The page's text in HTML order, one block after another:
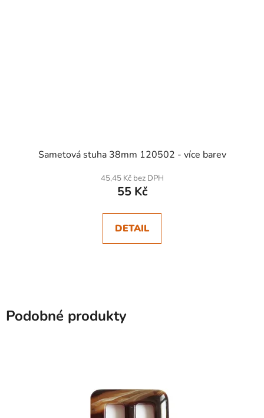
Sametová stuha 38mm 120502 - více barev
45,45 Kč bez DPH
55 Kč
DETAIL
Podobné produkty